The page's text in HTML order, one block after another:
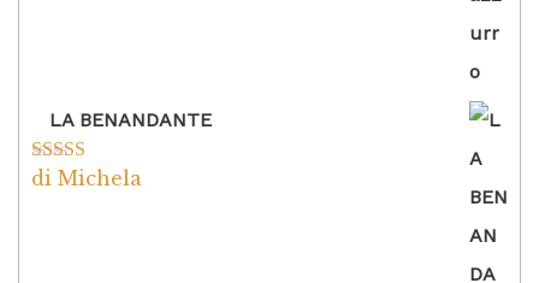
LA BENANDANTE
Valutato5su
di Michela